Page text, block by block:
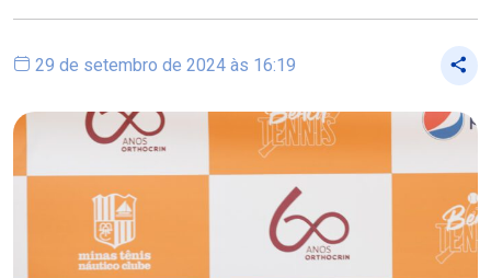
29 de setembro de 2024 às 16:19